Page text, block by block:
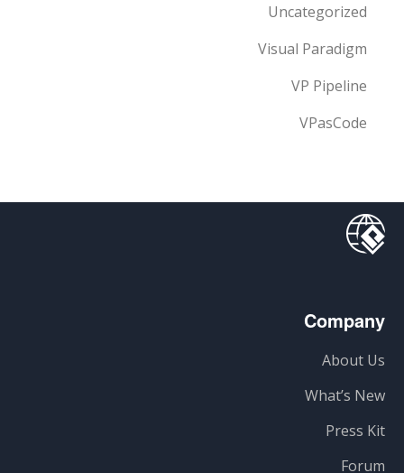
Uncategorized
Visual Paradigm
VP Pipeline
VPasCode
Company
About Us
What’s New
Press Kit
Forum